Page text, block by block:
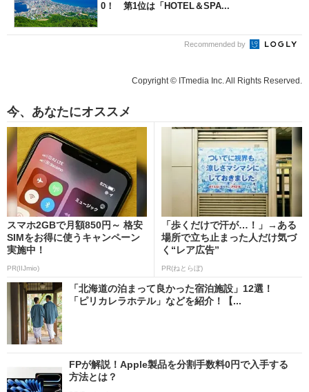
0！ 第1位は「HOTEL＆SPA...
Recommended by
Copyright © ITmedia Inc. All Rights Reserved.
今、あなたにオススメ
スマホ2GBで月額850円～ 格安
SIMをお得に使うキャンペーン
実施中！
PR(IIJmio)
「歩くだけで汗が…！」→ある
場所で立ち止まった人だけ気づ
く“レア広告”
PR(ねとらぼ)
「北海道の泊まって良かった宿泊施設」12選！
「ピリカレラホテル」などを紹介！【...
FPが解説！Apple製品を分割手数料0円で入手する
方法とは？